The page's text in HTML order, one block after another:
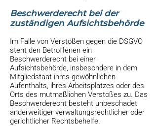
Beschwerde­recht bei der
zuständigen Aufsichts­behörde
Im Falle von Verstößen gegen die DSGVO
steht den Betroffenen ein
Beschwerderecht bei einer
Aufsichtsbehörde, insbesondere in dem
Mitgliedstaat ihres gewöhnlichen
Aufenthalts, ihres Arbeitsplatzes oder des
Orts des mutmaßlichen Verstoßes zu. Das
Beschwerderecht besteht unbeschadet
anderweitiger verwaltungsrechtlicher oder
gerichtlicher Rechtsbehelfe.